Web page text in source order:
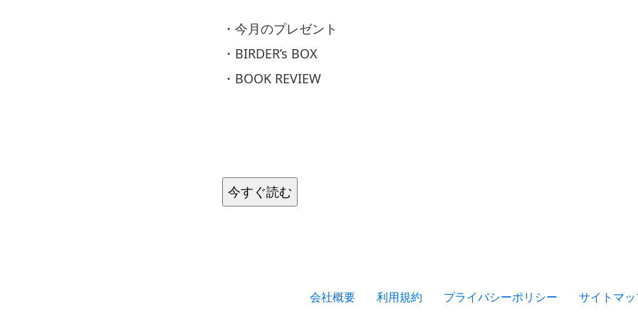
・今月のプレゼント
・BIRDER’s BOX
・BOOK REVIEW
今すぐ読む
会社概要 利用規約 プライバシーポリシー サイトマ